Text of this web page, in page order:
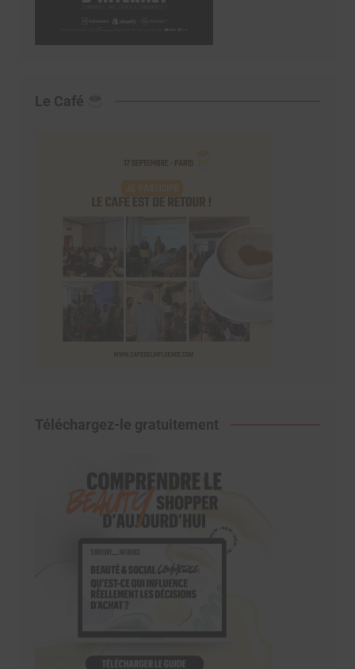
Le Café
Téléchargez-le gratuitement